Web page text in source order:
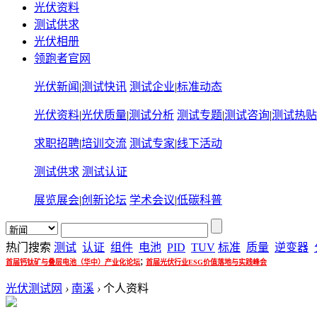
光伏资料
测试供求
光伏相册
领跑者官网
光伏新闻 |测试快讯 测试企业|标准动态
光伏资料|光伏质量|测试分析 测试专题|测试咨询|测试热贴
求职招聘|培训交流 测试专家|线下活动
测试供求 测试认证
展览展会|创新论坛 学术会议|低碳科普
热门搜索 测试 认证 组件 电池 PID TUV 标准 质量 逆变器
首届钙钛矿与叠层电池（华中）产业化论坛; 首届光伏行业ESG价值落地与实践峰会
光伏测试网 › 南溪 › 个人资料